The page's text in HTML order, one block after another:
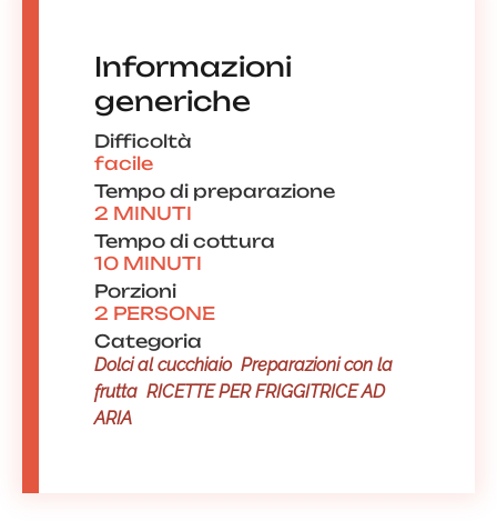
Informazioni
generiche
Difficoltà
facile
Tempo di preparazione
2 MINUTI
Tempo di cottura
10 MINUTI
Porzioni
2 PERSONE
Categoria
Dolci al cucchiaio Preparazioni con la
frutta RICETTE PER FRIGGITRICE AD
ARIA